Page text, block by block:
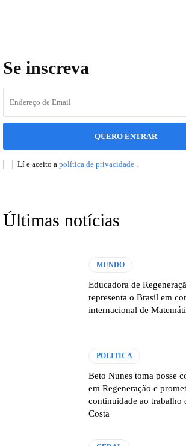
Se inscreva
QUERO ENTRAR
Lí e aceito a política de privacidade .
Últimas notícias
MUNDO
Educadora de
representa o Brasil em
internacional de
POLITICA
Beto Nunes toma posse
em Regeneração e
continuidade ao trabalho
Costa